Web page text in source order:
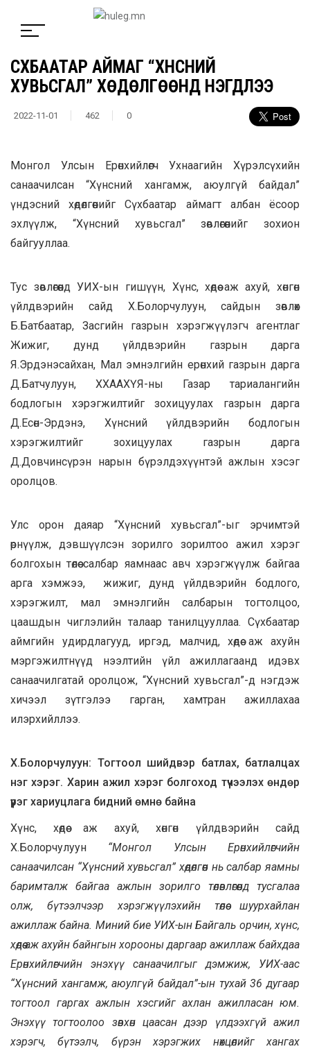
СҮХБААТАР АЙМАГ “ХҮНСНИЙ
ХУВЬСГАЛ” ХӨДӨЛГӨӨНД НЭГДЛЭЭ
2022-11-01 462 0
Монгол Улсын Ерөнхийлөгч Ухнаагийн Хүрэлсүхийн
санаачилсан “Хүнсний хангамж, аюулгүй байдал”
үндэсний хөдөлгөөнийг Сүхбаатар аймагт албан ёсоор
эхлүүлж, “Хүнсний хувьсгал” зөвлөгөөнийг зохион
байгууллаа.
Тус зөвлөгөөнд УИХ-ын гишүүн, Хүнс, хөдөө аж ахуй, хөнгөн
үйлдвэрийн сайд Х.Болорчулуун, сайдын зөвлөх
Б.Батбаатар, Засгийн газрын хэрэгжүүлэгч агентлаг
Жижиг, дунд үйлдвэрийн газрын дарга
Я.Эрдэнэсайхан, Мал эмнэлгийн ерөнхий газрын дарга
Д.Батчулуун, ХХААХҮЯ-ны Газар тариалангийн
бодлогын хэрэгжилтийг зохицуулах газрын дарга
Д.Есөн-Эрдэнэ, Хүнсний үйлдвэрийн бодлогын
хэрэгжилтийг зохицуулах газрын дарга
Д.Довчинсүрэн нарын бүрэлдэхүүнтэй ажлын хэсэг
оролцов.
Улс орон даяар “Хүнсний хувьсгал”-ыг эрчимтэй
өрнүүлж, дэвшүүлсэн зорилго зорилтоо ажил хэрэг
болгохын төлөө салбар яамнаас авч хэрэгжүүлж байгаа
арга хэмжээ, жижиг, дунд үйлдвэрийн бодлого,
хэрэгжилт, мал эмнэлгийн салбарын тогтолцоо,
цаашдын чиглэлийн талаар танилцууллаа. Сүхбаатар
аймгийн удирдлагууд, иргэд, малчид, хөдөө аж ахуйн
мэргэжилтнүүд нээлтийн үйл ажиллагаанд идэвх
санаачилгатай оролцож, “Хүнсний хувьсгал”-д нэгдэж
хичээл зүтгэлээ гарган, хамтран ажиллахаа
илэрхийллээ.
Х.Болорчулуун: Тогтоол шийдвэр батлах, батлалцах
нэг хэрэг. Харин ажил хэрэг болгоход түүчээлэх өндөр
үүрэг хариуцлага бидний өмнө байна
Хүнс, хөдөө аж ахуй, хөнгөн үйлдвэрийн сайд
Х.Болорчулуун “Монгол Улсын Ерөнхийлөгчийн
санаачилсан “Хүнсний хувьсгал” хөдөлгөөн нь салбар яамны
баримталж байгаа ажлын зорилго төлөвлөгөөнд тусгалаа
олж, бүтээлчээр хэрэгжүүлэхийн төлөө шуурхайлан
ажиллаж байна. Миний бие УИХ-ын Байгаль орчин, хүнс,
хөдөө аж ахуйн байнгын хорооны даргаар ажиллаж байхдаа
Ерөнхийлөгчийн энэхүү санаачилгыг дэмжиж, УИХ-аас
“Хүнсний хангамж, аюулгүй байдал”-ын тухай 36 дугаар
тогтоол гаргах ажлын хэсгийг ахлан ажилласан юм.
Энэхүү тогтоолоо зөвхөн цаасан дээр үлдээхгүй ажил
хэрэгч, бүтээлч, бүрэн хэрэгжих нөхцөлийг хангах